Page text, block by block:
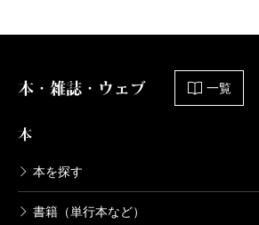
本・雑誌・ウェブ 一覧
本
本を探す
書籍（単行本など）